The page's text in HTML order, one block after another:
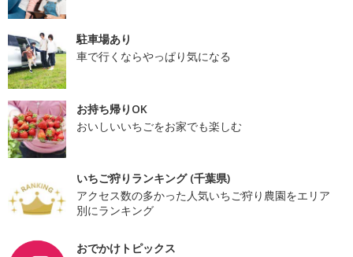
駐車場あり
車で行くならやっぱり気になる
お持ち帰りOK
おいしいいちごをお家でも楽しむ
いちご狩りランキング (千葉県)
アクセス数の多かった人気いちご狩り農園をエリア
別にランキング
おでかけトピックス